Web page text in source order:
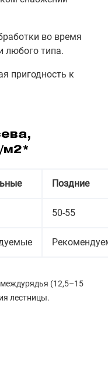
во время
любого типа.
пригодность к
м2*
Поздние
50-55
(12,5–15
лестницы.